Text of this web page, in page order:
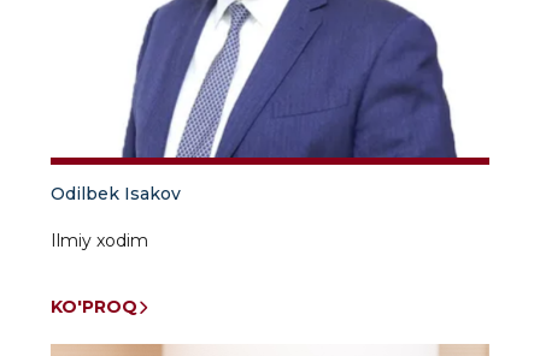
Odilbek Isakov
Ilmiy xodim
KO'PROQ